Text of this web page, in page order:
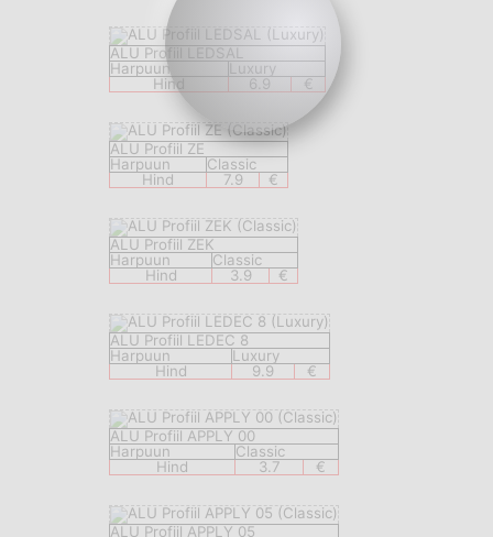
ALU Profiil LEDSAL
Harpuun
Luxury
Hind
6.9 €
ALU Profiil ZE
Harpuun
Classic
Hind
7.9 €
ALU Profiil ZEK
Harpuun
Classic
Hind
3.9 €
ALU Profiil LEDEC 8
Harpuun
Luxury
Hind
9.9 €
ALU Profiil APPLY 00
Harpuun
Classic
Hind
3.7 €
ALU Profiil APPLY 05